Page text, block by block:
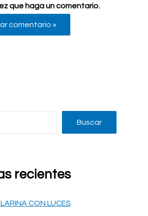
que haga un comentario.
Buscar
recientes
CON LUCES